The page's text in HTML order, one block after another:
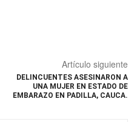
Artículo siguiente
DELINCUENTES ASESINARON A
UNA MUJER EN ESTADO DE
EMBARAZO EN PADILLA, CAUCA.